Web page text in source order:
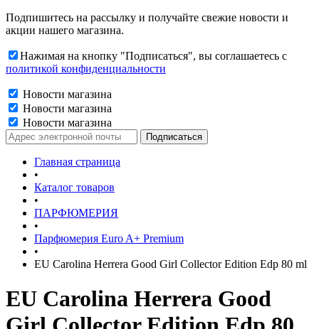
Подпишитесь на рассылку и получайте свежие новости и
акции нашего магазина.
Нажимая на кнопку "Подписаться", вы соглашаетесь с
политикой конфиденциальности
Новости магазина
Новости магазина
Новости магазина
Главная страница
•
Каталог товаров
•
ПАРФЮМЕРИЯ
•
Парфюмерия Euro A+ Premium
•
EU Carolina Herrera Good Girl Collector Edition Edp 80 ml
EU Carolina Herrera Good